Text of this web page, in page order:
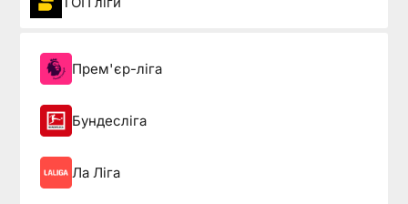
Прем'єр-ліга
Бундесліга
Ла Ліга